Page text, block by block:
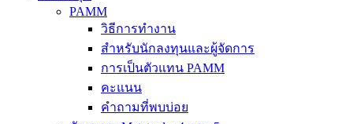
PAMM
วิธีการทำงาน
สำหรับนักลงทุนและผู้จัดการ
การเป็นตัวแทน PAMM
คะแนน
คำถามที่พบบ่อย